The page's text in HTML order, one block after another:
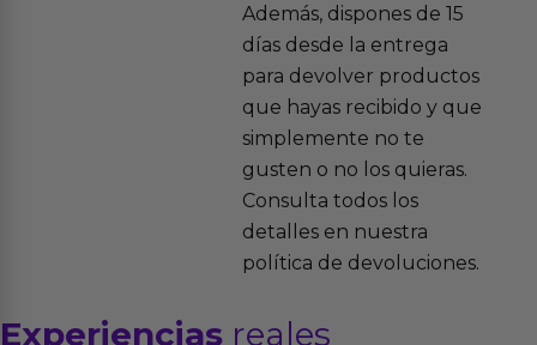
Además, dispones de 15
días desde la entrega
para devolver productos
que hayas recibido y que
simplemente no te
gusten o no los quieras.
Consulta todos los
detalles en nuestra
política de devoluciones.
Experiencias reales